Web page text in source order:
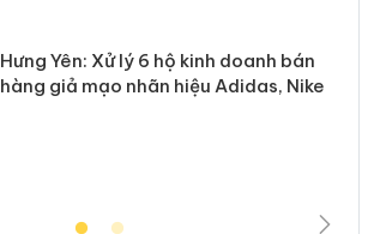
Hưng Yên: Xử lý 6 hộ kinh doanh bán
hàng giả mạo nhãn hiệu Adidas, Nike